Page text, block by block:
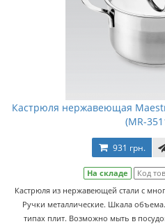
Кастрюля нержавеющая
(MR-
931 грн.
На складе Код
Кастрюля из нержавеющей стали с
Ручки металлические. Шкала
типах плит. Возможно мыть в